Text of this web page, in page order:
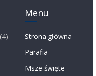
(4)
Menu
Strona główna
Parafia
Msze święte